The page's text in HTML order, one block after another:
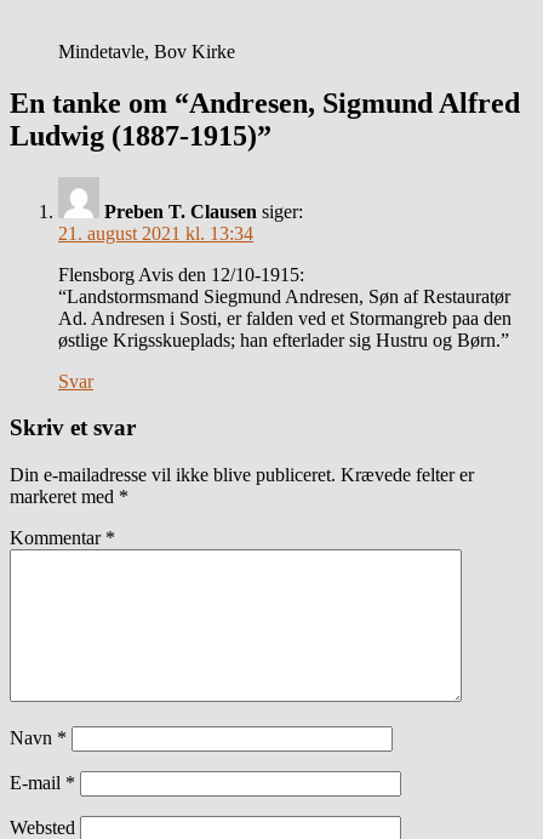
Mindetavle, Bov Kirke
En tanke om “Andresen, Sigmund Alfred
Ludwig (1887-1915)”
Preben T. Clausen siger:
21. august 2021 kl. 13:34
Flensborg Avis den 12/10-1915:
“Landstormsmand Siegmund Andresen, Søn af Restauratør
Ad. Andresen i Sosti, er falden ved et Stormangreb paa den
østlige Krigsskueplads; han efterlader sig Hustru og Børn.”
Svar
Skriv et svar
Din e-mailadresse vil ikke blive publiceret. Krævede felter er
markeret med *
Kommentar *
Navn *
E-mail *
Websted